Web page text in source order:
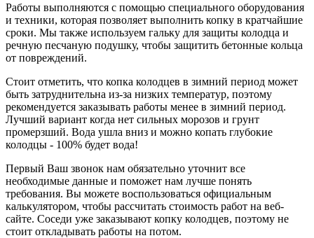
Работы выполняются с помощью специального оборудования
и техники, которая позволяет выполнить копку в кратчайшие
сроки. Мы также используем гальку для защиты колодца и
речную песчаную подушку, чтобы защитить бетонные кольца
от повреждений.
Стоит отметить, что копка колодцев в зимний период может
быть затруднительна из-за низких температур, поэтому
рекомендуется заказывать работы менее в зимний период.
Лучший вариант когда нет сильных морозов и грунт
промерзший. Вода ушла вниз и можно копать глубокие
колодцы - 100% будет вода!
Первый Ваш звонок нам обязательно уточнит все
необходимые данные и поможет нам лучше понять
требования. Вы можете воспользоваться официальным
калькулятором, чтобы рассчитать стоимость работ на веб-
сайте. Соседи уже заказывают копку колодцев, поэтому не
стоит откладывать работы на потом.